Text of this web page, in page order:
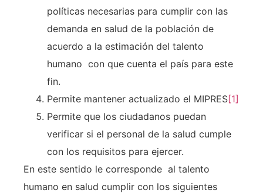
políticas necesarias para cumplir con las
demanda en salud de la población de
acuerdo a la estimación del talento
humano con que cuenta el país para este
fin.
Permite mantener actualizado el MIPRES[1]
Permite que los ciudadanos puedan
verificar si el personal de la salud cumple
con los requisitos para ejercer.
En este sentido le corresponde al talento
humano en salud cumplir con los siguientes